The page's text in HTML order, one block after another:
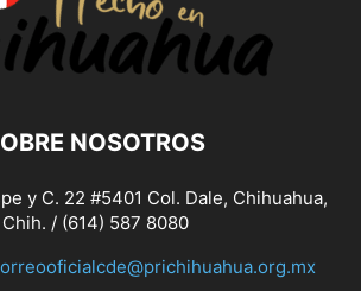
NOSOTROS
y C. 22 #5401 Col. Dale, Chihuahua,
Chih. / (614) 587 8080